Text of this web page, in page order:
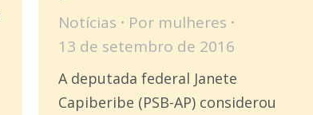
Notícias Por mulheres
13 de setembro de 2016
A deputada federal Janete
Capiberibe (PSB-AP) considerou